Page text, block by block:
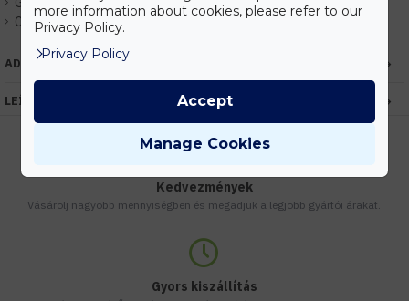
Cikkszám:EHKX24826
ADATOK
LEÍRÁS
Kedvezmények
Vásárolj nagyobb mennyiségben és megadjuk a legjobb gyártói árakat.
Gyors kiszállítás
more information about cookies, please refer to our
Privacy Policy.
Privacy Policy
Manage Cookies
Accept